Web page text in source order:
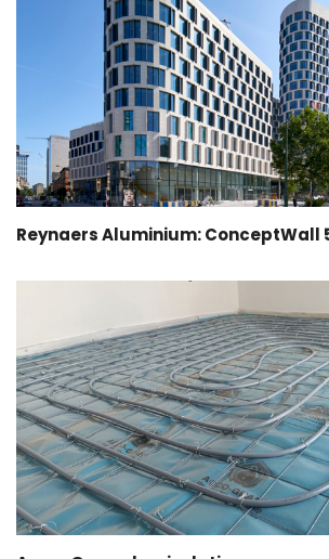
Reynaers Aluminium: ConceptWall